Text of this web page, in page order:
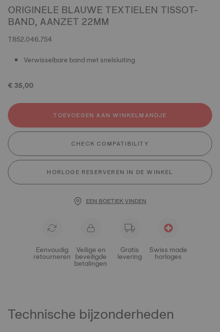
ORIGINELE BLAUWE TEXTIELEN TISSOT-
BAND, AANZET 22MM
T852.046.754
Verwisselbare band met snelsluiting
€ 35,00
TOEVOEGEN AAN WINKELMANDJE
CHECK COMPATIBILITY
HORLOGE RESERVEREN IN DE WINKEL
EEN BOETIEK VINDEN
Eenvoudig
retourneren
Veilige en
beveiligde
betalingen
Gratis
levering
Swiss made
horloges
Technische bijzonderheden